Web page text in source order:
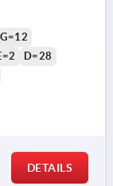
D=28
DETAILS